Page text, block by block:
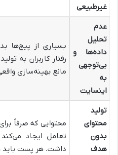
غیرطبیعی
عدم
تحلیل
داده‌ها و
بی‌توجهی
به
اینسایت
بسیاری از پیج‌ها
رفتار کاربران به
مانع بهینه‌سازی
تولید
محتوای
بدون
هدف
محتوایی که صرفاً
تعامل ایجاد
داشت. هر پست